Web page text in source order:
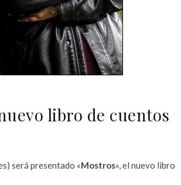
libro de cuentos
será presentado «Mostros«, el nuevo libro